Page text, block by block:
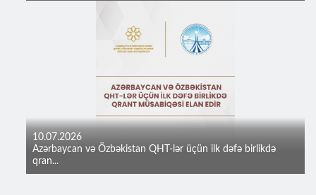
10.07.2026
Azərbaycan və Özbəkistan QHT-lər üçün ilk dəfə birlikdə
qran...